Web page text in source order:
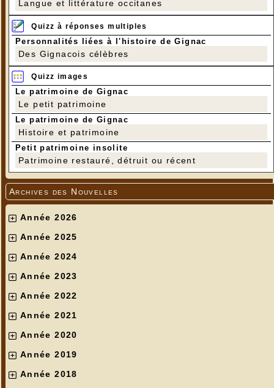
Langue et littérature occitanes
Quizz à réponses multiples
Personnalités liées à l'histoire de Gignac
Des Gignacois célèbres
Quizz images
Le patrimoine de Gignac
Le petit patrimoine
Le patrimoine de Gignac
Histoire et patrimoine
Petit patrimoine insolite
Patrimoine restauré, détruit ou récent
Archives des Nouvelles
Année 2026
Année 2025
Année 2024
Année 2023
Année 2022
Année 2021
Année 2020
Année 2019
Année 2018